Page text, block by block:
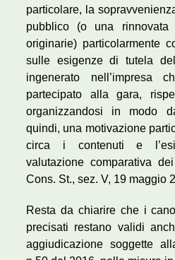
particolare, la
pubblico (o una
originarie) particolarmente
sulle esigenze di tutela
ingenerato nell’impresa
partecipato alla gara,
organizzandosi in modo
quindi, una motivazione
circa i contenuti e
valutazione comparativa
Cons. St., sez. V, 19 maggio
Resta da chiarire che i
precisati restano validi
aggiudicazione soggette